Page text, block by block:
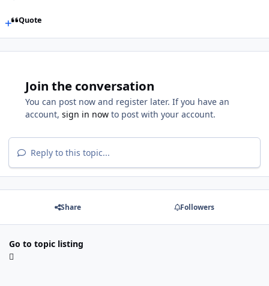
Quote
Join the conversation
You can post now and register later. If you have an
account, sign in now to post with your account.
Reply to this topic...
Share Followers
Go to topic listing